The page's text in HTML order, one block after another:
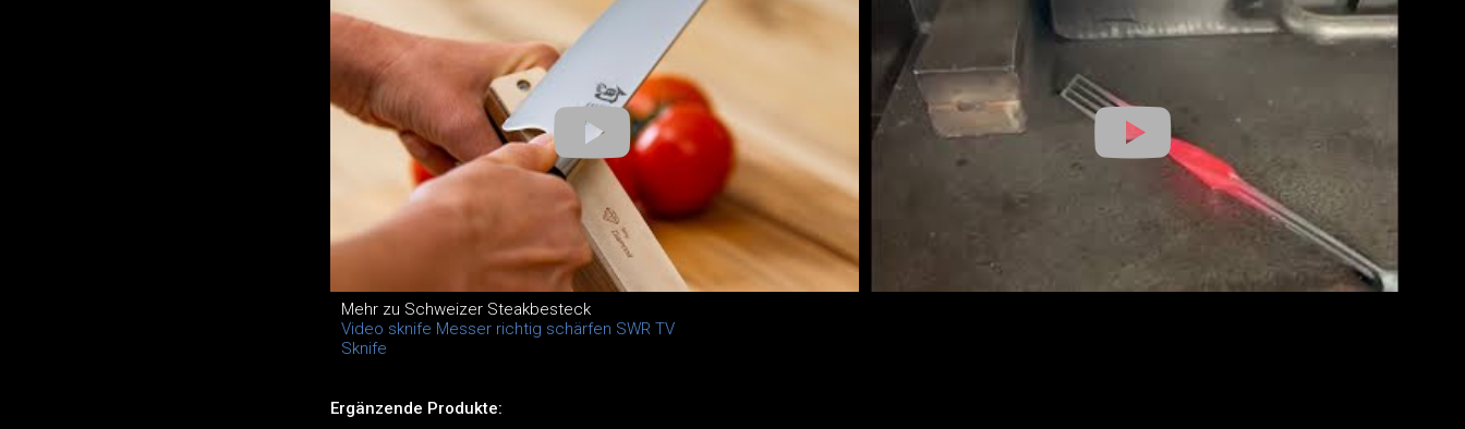
Mehr zu Schweizer Steakbesteck
Video sknife Messer richtig schärfen SWR TV
Sknife
Ergänzende Produkte: